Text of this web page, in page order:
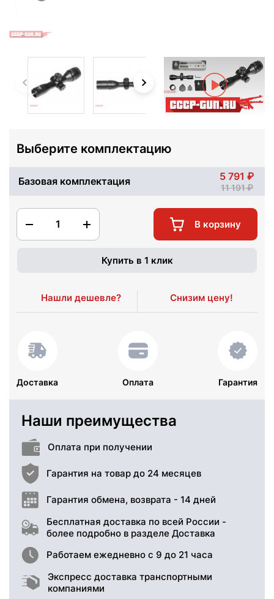
Выберите комплектацию
Базовая комплектация 5 791
11 191
1 В корзину
Купить в 1 клик
Нашли дешевле? Снизим цену!
Доставка Оплата Гарантия
Наши преимущества
Оплата при получении
Гарантия на товар до 24 месяцев
Гарантия обмена, возврата - 14 дней
Бесплатная доставка по всей России -
более подробно в разделе Доставка
Работаем ежедневно с 9 до 21 часа
Экспресс доставка транспортными
компаниями